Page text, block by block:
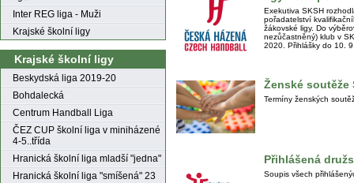
Inter REG liga - Muži
Krajské školní ligy
Krajské školní ligy
Beskydská liga 2019-20
Bohdalecká
Centrum Handball Liga
ČEZ CUP školní liga v miniházené
4-5..třída
Hranická školní liga mladší "jedna"
Hranická školní liga "smíšená" 23
Exekutiva SKSH
pořadatelství
žákovské ligy. Do
nezůčastněný) klub v
2020. Přihlášky do 10.
Ženské soutěže
Termíny ženských
Přihlášená
Soupis všech